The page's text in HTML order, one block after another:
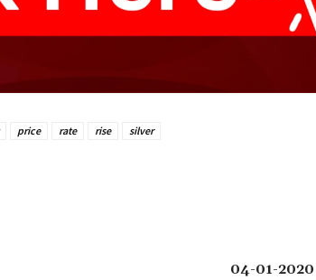
price rate rise silver
04-01-